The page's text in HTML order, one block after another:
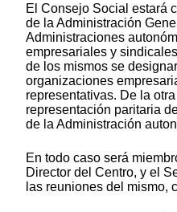
El Consejo Social estará
de la Administración
Administraciones
empresariales y
de los mismos se
organizaciones
representativas. De la
representación paritaria
de la Administración
En todo caso será
Director del Centro, y el
las reuniones del mismo,